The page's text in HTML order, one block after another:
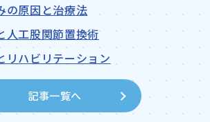
の原因と治療法
人工股関節置換術
リハビリテーション
記事一覧へ